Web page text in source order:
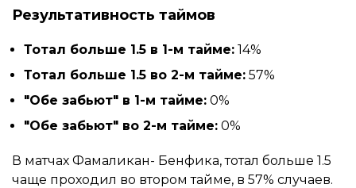
Результативность таймов
Тотал больше 1.5 в 1-м тайме: 14%
Тотал больше 1.5 во 2-м тайме: 57%
"Обе забьют" в 1-м тайме: 0%
"Обе забьют" во 2-м тайме: 0%
В матчах Фамаликан- Бенфика, тотал больше 1.5
чаще проходил во втором тайме, в 57% случаев.